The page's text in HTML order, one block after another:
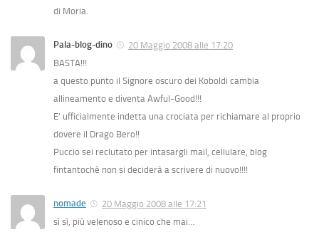
di Moria.
Pala-blog-dino
20 Maggio 2008 alle 17:20
BASTA!!!
a questo punto il Signore oscuro dei Koboldi cambia
allineamento e diventa Awful-Good!!!
E’ ufficialmente indetta una crociata per richiamare al proprio
dovere il Drago Bero!!
Puccio sei reclutato per intasargli mail, cellulare, blog
fintantochè non si deciderà a scrivere di nuovo!!!!
nomade
20 Maggio 2008 alle 17:21
sì sì, più velenoso e cinico che mai…